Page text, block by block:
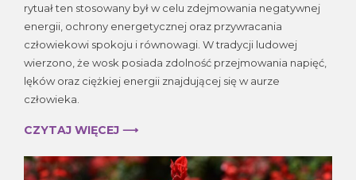
–
stary
słowiański
rytuał
oczyszczania
rytuał ten stosowany był w celu zdejmowania negatywnej
energii, ochrony energetycznej oraz przywracania
człowiekowi spokoju i równowagi. W tradycji ludowej
wierzono, że wosk posiada zdolność przejmowania napięć,
lęków oraz ciężkiej energii znajdującej się w aurze
człowieka.
CZYTAJ WIĘCEJ ⟶